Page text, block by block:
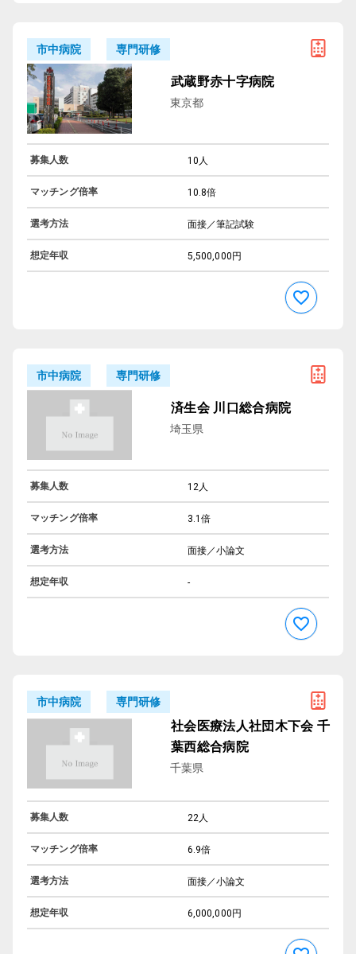
市中病院 専門研修
武蔵野赤十字病院
東京都
募集人数 10人
マッチング倍率 10.8倍
選考方法 面接／筆記試験
想定年収 5,500,000円
市中病院 専門研修
済生会 川口総合病院
埼玉県
募集人数 12人
マッチング倍率 3.1倍
選考方法 面接／小論文
想定年収 -
市中病院 専門研修
社会医療法人社団木下会 千
葉西総合病院
千葉県
募集人数 22人
マッチング倍率 6.9倍
選考方法 面接／小論文
想定年収 6,000,000円